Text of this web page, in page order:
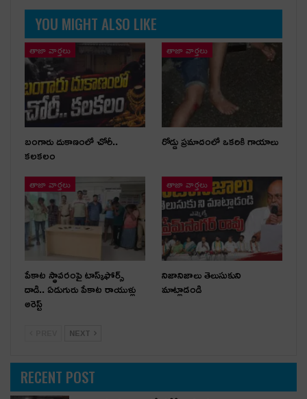
YOU MIGHT ALSO LIKE
తాజా వార్తలు
బంగారు దుకాణంలో చోరీ..
కలకలం
తాజా వార్తలు
రోడ్డు ప్రమాదంలో ఒకరికి గాయాలు
తాజా వార్తలు
పేకాట స్థావరంపై టాస్క్‌ఫోర్స్
దాడి.. ఏడుగురు పేకాట రాయుళ్లు
అరెస్ట్
తాజా వార్తలు
నిజానిజాలు తెలుసుకుని
మాట్లాడండి
NEXT
RECENT POST